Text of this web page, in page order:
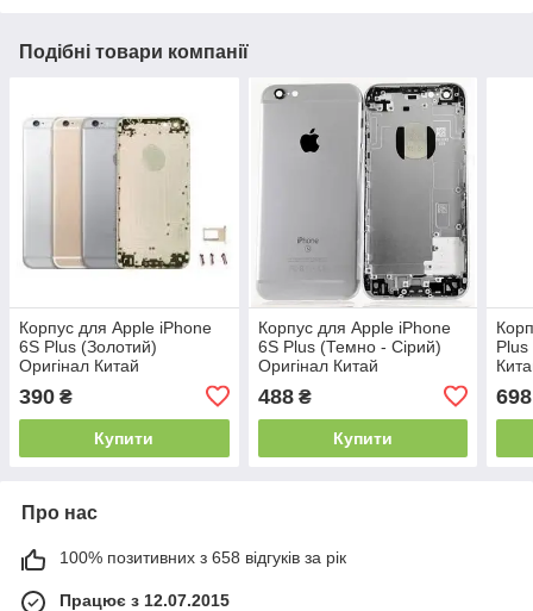
Подібні товари компанії
Корпус для Apple iPhone
6S Plus (Золотий)
Оригінал Китай
390 ₴
Купити
Корпус для Apple iPhone
6S Plus (Темно - Сірий)
Оригінал Китай
488₴
Купити
Plus
698
Про нас
100% позитивних з 658 відгуків за рік
Працює з 12.07.2015